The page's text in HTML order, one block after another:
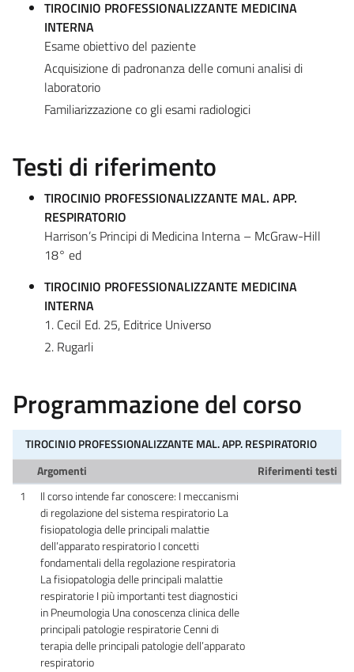
TIROCINIO PROFESSIONALIZZANTE MEDICINA
INTERNA
Esame obiettivo del paziente
Acquisizione di padronanza delle comuni analisi di
laboratorio
Familiarizzazione co gli esami radiologici
Testi di riferimento
TIROCINIO PROFESSIONALIZZANTE MAL. APP.
RESPIRATORIO
Harrison’s Principi di Medicina Interna – McGraw-Hill
18° ed
TIROCINIO PROFESSIONALIZZANTE MEDICINA
INTERNA
1. Cecil Ed. 25, Editrice Universo
2. Rugarli
Programmazione del corso
TIROCINIO PROFESSIONALIZZANTE MAL. APP. RESPIRATORIO
Argomenti
Riferimenti testi
1
Il corso intende far conoscere: I meccanismi
di regolazione del sistema respiratorio La
fisiopatologia delle principali malattie
dell’apparato respiratorio I concetti
fondamentali della regolazione respiratoria
La fisiopatologia delle principali malattie
respiratorie I più importanti test diagnostici
in Pneumologia Una conoscenza clinica delle
principali patologie respiratorie Cenni di
terapia delle principali patologie dell’apparato
respiratorio